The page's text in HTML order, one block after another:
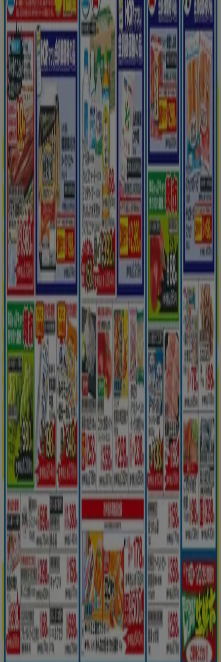
Tiendeoは世界中でのローカルショッピングを改革するIT企
業Shopfullyの一社です。
Tiendeo
私たちが行うこと
ビジネスソリューションをみる
ニュース・メディア
ビジネス契約
お問い合わせ
マーケテイング＆ビジネスリクエスト
地図上で店舗が誤った場所にあります
週にいちど広告のフィードバック
技術的な問題と一般的なフィードバック
検索方法
ブランド
地元ブランド
割引情報
近くのお店
製品紹介
地元産品
都市
Tiendeoアプリ